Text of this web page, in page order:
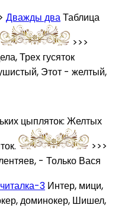
Дважды дваТаблица
>>>
Трех гусяток
Этот - желтый,
цыпляток: Желтых
>>>
- Только Вася
3 Интер, мици,
доминокер, Шишел,